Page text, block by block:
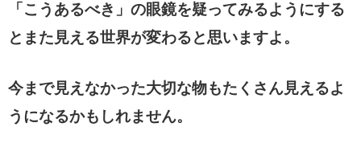
「こうあるべき」の眼鏡を疑ってみるようにする
とまた見える世界が変わると思いますよ。
今まで見えなかった大切な物もたくさん見えるよ
うになるかもしれません。